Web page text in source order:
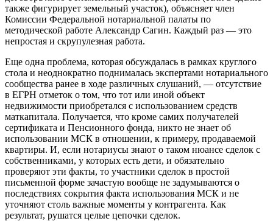
также фигурирует земельный участок), объясняет член
Комиссии Федеральной нотариальной палаты по
методической работе Александр Сагин. Каждый раз — это
непростая и скрупулезная работа.
Еще одна проблема, которая обсуждалась в рамках круглого
стола и неоднократно поднималась экспертами нотариального
сообщества ранее в ходе различных слушаний, — отсутствие
в ЕГРН отметок о том, что тот или иной объект
недвижимости приобретался с использованием средств
маткапитала. Получается, что кроме самих получателей
сертификата и Пенсионного фонда, никто не знает об
использовании МСК в отношении, к примеру, продаваемой
квартиры. И, если нотариусы знают о таком нюансе сделок с
собственниками, у которых есть дети, и обязательно
проверяют эти факты, то участники сделок в простой
письменной форме зачастую вообще не задумываются о
последствиях сокрытия факта использования МСК и не
уточняют столь важные моменты у контрагента. Как
результат, рушатся целые цепочки сделок.